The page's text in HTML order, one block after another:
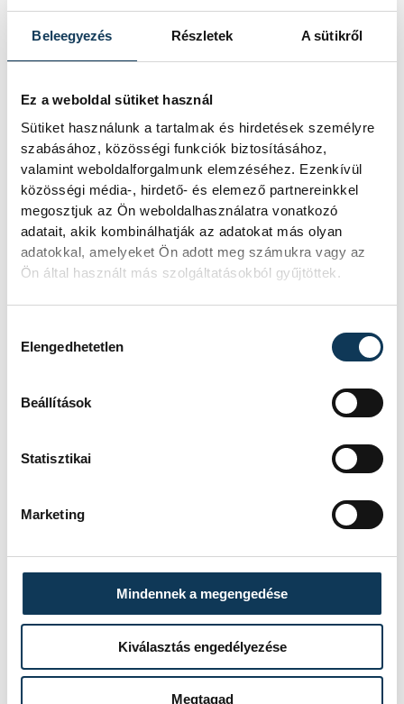
Beleegyezés Részletek A sütikről
Ez a weboldal sütiket használ
Sütiket használunk a tartalmak és hirdetések személyre
szabásához, közösségi funkciók biztosításához,
valamint weboldalforgalmunk elemzéséhez. Ezenkívül
közösségi média-, hirdető- és elemező partnereinkkel
megosztjuk az Ön weboldalhasználatra vonatkozó
adatait, akik kombinálhatják az adatokat más olyan
adatokkal, amelyeket Ön adott meg számukra vagy az
Ön által használt más szolgáltatásokból gyűjtöttek.
Elengedhetetlen
Beállítások
Statisztikai
Marketing
Mindennek a megengedése
Kiválasztás engedélyezése
Megtagad
TOVÁBBI CIKKEK
Sorra kerülnek elő
világháborús leletek az
alacsony Dunából
A folyó rekordalacsony vízállása miatt
világháborús német DKW NZ 350-1
Batthyány téri rakpart sziklái alól,
máshol pedig egy közel féltonnás brit
Késéltánc a Dunán: Mi
történik, ha leáll Paks?
Mártha Imre, az MVM Zrt. egykori
vezérigazgatója ATV-n Rónai Egonnak
adott interjújában vázolta fel a Paksi